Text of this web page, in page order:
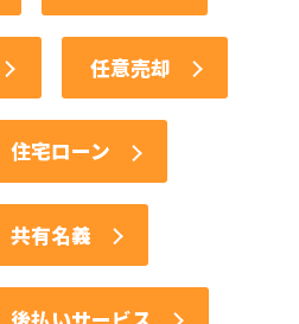
任意売却
住宅ローン
共有名義